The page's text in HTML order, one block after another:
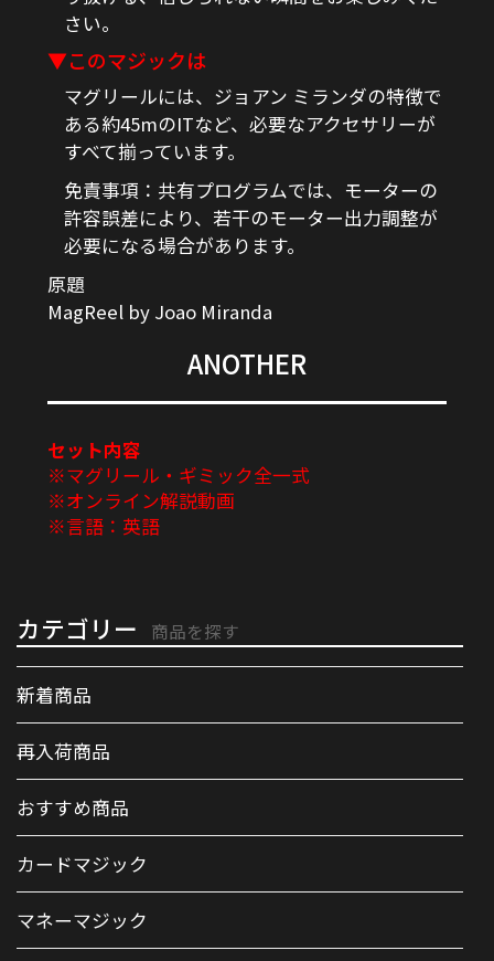
カテゴリー 商品を探す
新着商品
再入荷商品
おすすめ商品
カードマジック
マネーマジック
さい。
▼このマジックは
マグリールには、ジョアン ミランダの特徴で
ある約45mのITなど、必要なアクセサリーが
すべて揃っています。
免責事項：共有プログラムでは、モーターの
許容誤差により、若干のモーター出力調整が
必要になる場合があります。
原題
MagReel by Joao Miranda
ANOTHER
セット内容
※マグリール・ギミック全一式
※オンライン解説動画
※言語：英語